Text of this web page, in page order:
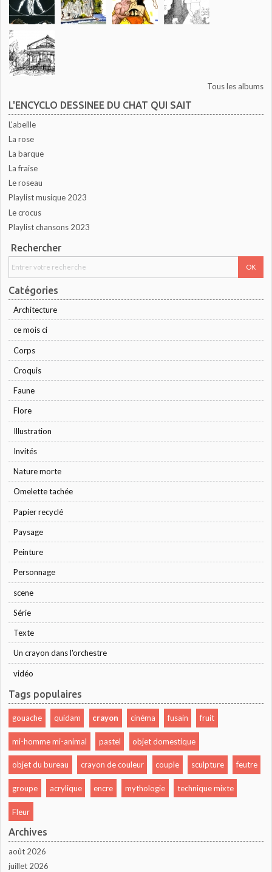
Tous les albums
L'ENCYCLO DESSINEE DU CHAT QUI SAIT
L'abeille
La rose
La barque
La fraise
Le roseau
Playlist musique 2023
Le crocus
Playlist chansons 2023
Rechercher
Catégories
Architecture
ce mois ci
Corps
Croquis
Faune
Flore
Illustration
Invités
Nature morte
Omelette tachée
Papier recyclé
Paysage
Peinture
Personnage
scene
Série
Texte
Un crayon dans l'orchestre
vidéo
Tags populaires
gouache quidam crayon cinéma fusain fruit
mi-homme mi-animal pastel objet domestique
objet du bureau crayon de couleur couple sculpture feutre
groupe acrylique encre mythologie technique mixte
Fleur
Archives
août 2026
juillet 2026